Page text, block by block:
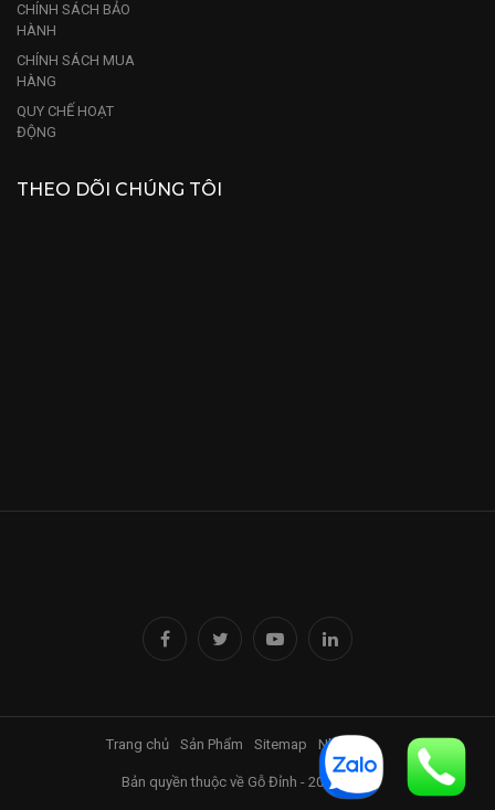
CHÍNH SÁCH BẢO
HÀNH
CHÍNH SÁCH MUA
HÀNG
QUY CHẾ HOẠT
ĐỘNG
THEO DÕI CHÚNG TÔI
Trang chủ Sản Phẩm Sitemap Nhà Đỉnh
Bản quyền thuộc về Gỗ Đỉnh - 2017-2025